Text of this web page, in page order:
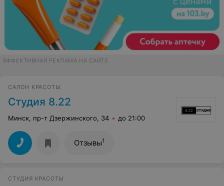
ЭФФЕКТИВНАЯ РЕКЛАМА НА САЙТЕ
САЛОН КРАСОТЫ
Студия 8.22
Минск, пр-т Дзержинского, 34 до 21:00
Отзывы1
СТУДИЯ КРАСОТЫ